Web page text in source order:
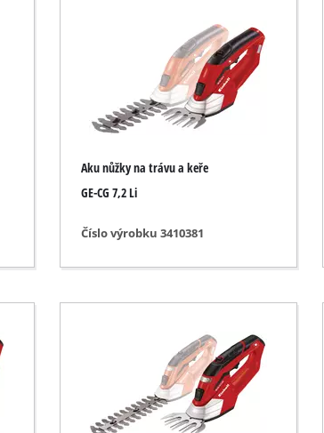
čistiace zariadenia
škárovacej hmoty
stroje
Aku nůžky na trávu a keře
GE-CG 7,2 Li
Číslo výrobku 3410381